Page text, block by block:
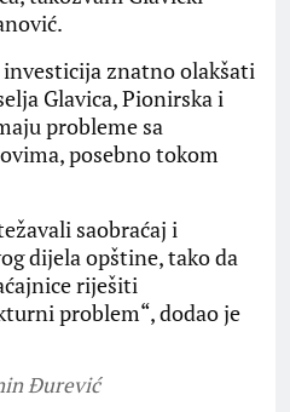
investicija znatno olakšati
Glavica, Pionirska i
probleme sa
posebno tokom
saobraćaj i
dijela opštine, tako da
riješiti
problem“, dodao je
Đurević